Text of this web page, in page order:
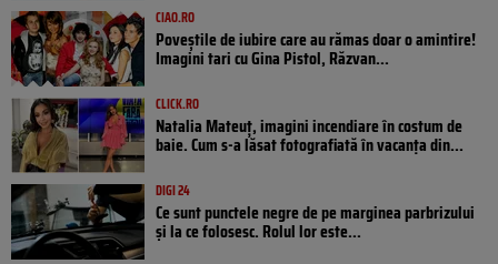
CIAO.RO
Poveştile de iubire care au rămas doar o amintire!
Imagini tari cu Gina Pistol, Răzvan...
CLICK.RO
Natalia Mateuț, imagini incendiare în costum de
baie. Cum s-a lăsat fotografiată în vacanța din...
DIGI 24
Ce sunt punctele negre de pe marginea parbrizului
și la ce folosesc. Rolul lor este...